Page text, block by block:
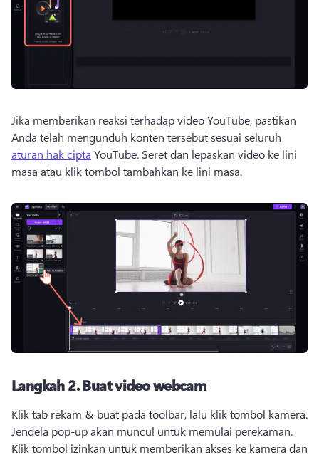
Jika memberikan reaksi terhadap video YouTube, pastikan
Anda telah mengunduh konten tersebut sesuai seluruh
aturan hak cipta YouTube. Seret dan lepaskan video ke lini
masa atau klik tombol tambahkan ke lini masa.
Langkah 2.Buat video webcam
Klik tombol izinkan untuk memberikan akses ke kamera dan